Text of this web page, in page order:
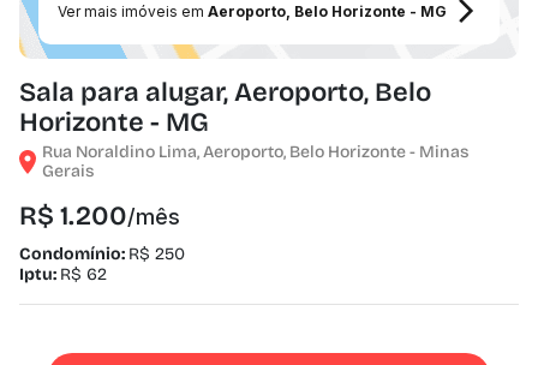
Ver mais imóveis em Aeroporto, Belo Horizonte - MG
Sala para alugar, Aeroporto, Belo
Horizonte - MG
Rua Noraldino Lima, Aeroporto, Belo Horizonte - Minas
Gerais
R$ 1.200/mês
Condomínio: R$ 250
Iptu: R$ 62